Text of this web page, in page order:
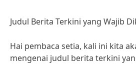
Judul Berita Terkini yang Wajib
Hai pembaca setia, kali ini kita
mengenai judul berita terkini